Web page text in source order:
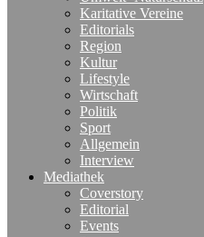
Karitative Vereine
Editorials
Region
Kultur
Lifestyle
Wirtschaft
Politik
Sport
Allgemein
Interview
Mediathek
Coverstory
Editorial
Events